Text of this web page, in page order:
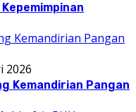
2026
Kemandirian Pangan